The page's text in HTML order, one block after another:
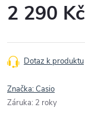
2 290 Kč
cena:
Dotaz k produktu
Značka:Casio
Záruka: 2 roky